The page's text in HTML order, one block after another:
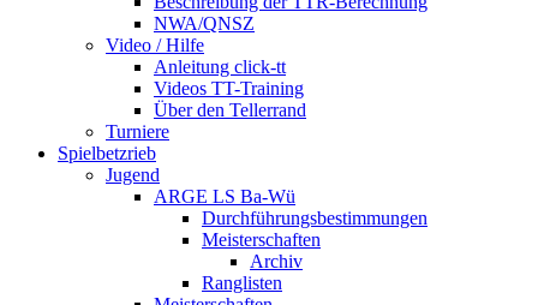
NWA/QNSZ
Video / Hilfe
Anleitung click-tt
Videos TT-Training
Über den Tellerrand
Turniere
Spielbetzrieb
Jugend
ARGE LS Ba-Wü
Durchführungsbestimmungen
Meisterschaften
Archiv
Ranglisten